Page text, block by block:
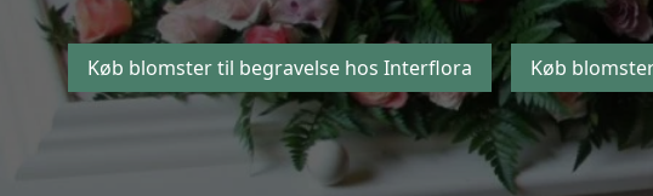
Køb blomster til begravelse hos Interflora Køb